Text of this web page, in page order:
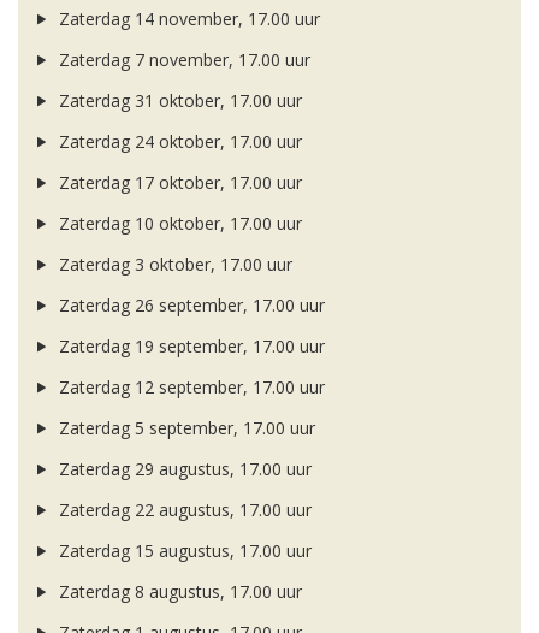
Zaterdag 14 november, 17.00 uur
Zaterdag 7 november, 17.00 uur
Zaterdag 31 oktober, 17.00 uur
Zaterdag 24 oktober, 17.00 uur
Zaterdag 17 oktober, 17.00 uur
Zaterdag 10 oktober, 17.00 uur
Zaterdag 3 oktober, 17.00 uur
Zaterdag 26 september, 17.00 uur
Zaterdag 19 september, 17.00 uur
Zaterdag 12 september, 17.00 uur
Zaterdag 5 september, 17.00 uur
Zaterdag 29 augustus, 17.00 uur
Zaterdag 22 augustus, 17.00 uur
Zaterdag 15 augustus, 17.00 uur
Zaterdag 8 augustus, 17.00 uur